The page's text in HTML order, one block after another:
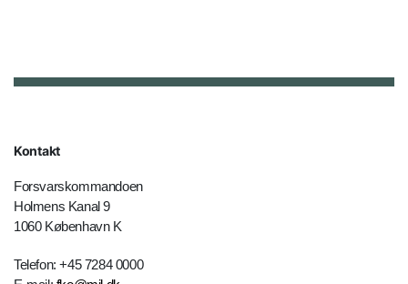
Kontakt
Forsvarskommandoen
Holmens Kanal 9
1060 København K
Telefon: +45 7284 0000